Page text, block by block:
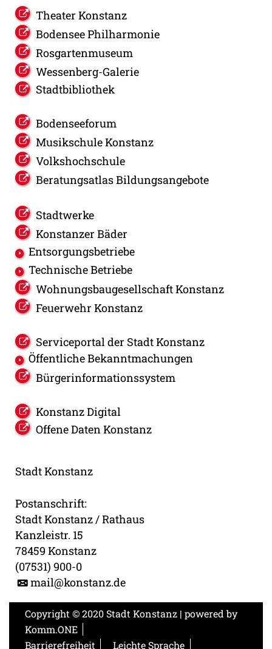
Theater Konstanz
Bodensee Philharmonie
Rosgartenmuseum
Wessenberg-Galerie
Stadtbibliothek
Bodenseeforum
Musikschule Konstanz
Volkshochschule
Beratungsatlas Bildungsangebote
Stadtwerke
Konstanzer Bäder
Entsorgungsbetriebe
Technische Betriebe
Wohnungsbaugesellschaft Konstanz
Feuerwehr Konstanz
Serviceportal der Stadt Konstanz
Öffentliche Bekanntmachungen
Bürgerinformationssystem
Konstanz Digital
Offene Daten Konstanz
Stadt Konstanz
Postanschrift:
Stadt Konstanz / Rathaus
Kanzleistr. 15
78459 Konstanz
(07531) 900-0
mail@konstanz.de
Copyright © 2020 Stadt Konstanz | powered by
Komm.ONE
Barrierefreiheit
Leichte Sprache